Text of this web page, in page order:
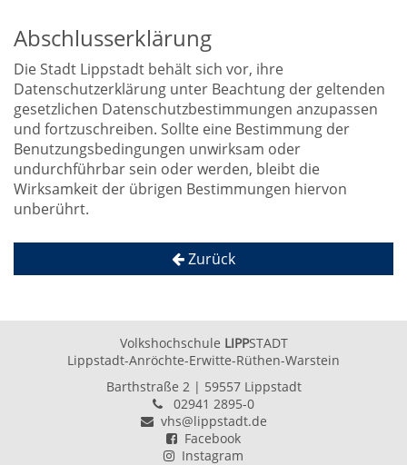
Abschlusserklärung
Die Stadt Lippstadt behält sich vor, ihre
Datenschutzerklärung unter Beachtung der geltenden
gesetzlichen Datenschutzbestimmungen anzupassen
und fortzuschreiben. Sollte eine Bestimmung der
Benutzungsbedingungen unwirksam oder
undurchführbar sein oder werden, bleibt die
Wirksamkeit der übrigen Bestimmungen hiervon
unberührt.
Zurück
Volkshochschule LIPPSTADT
Lippstadt-Anröchte-Erwitte-Rüthen-Warstein
Barthstraße 2| 59557 Lippstadt
02941 2895-0
vhs@lippstadt.de
Facebook
Instagram